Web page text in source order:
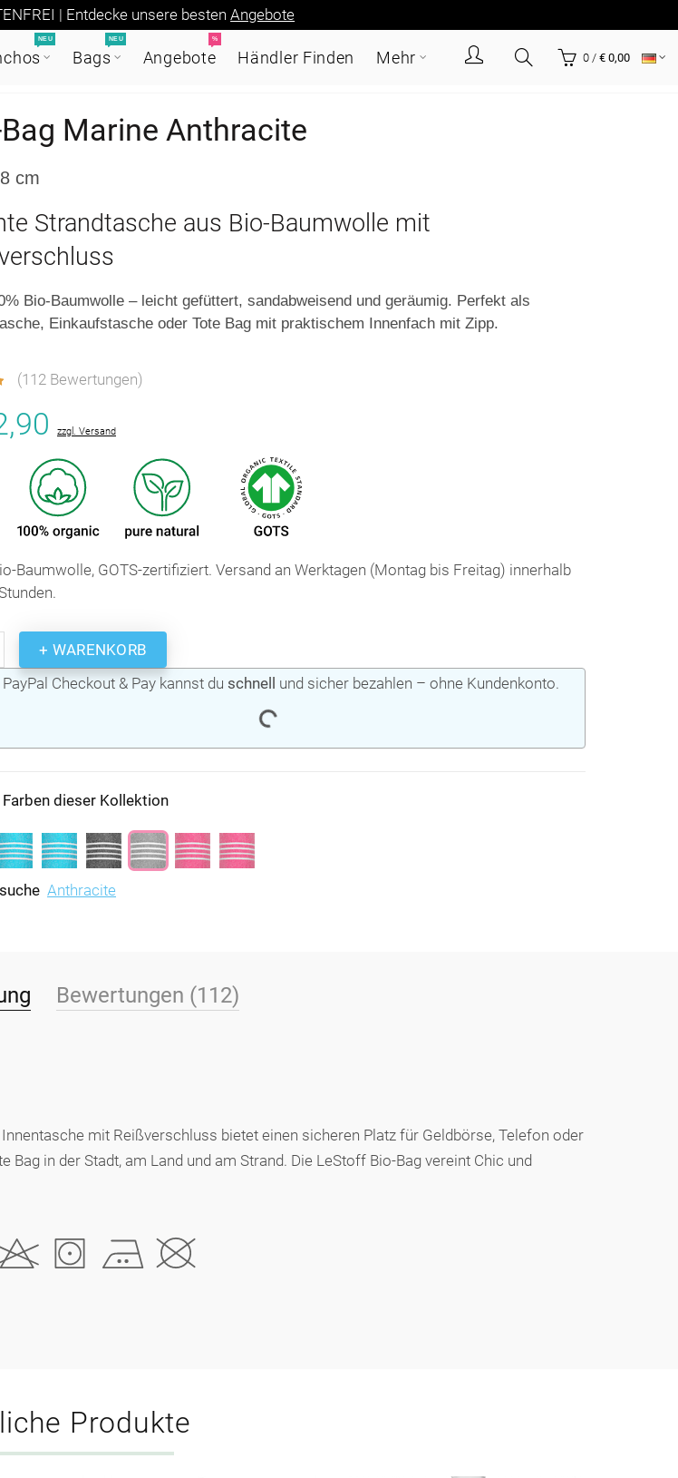
| Entdecke unsere bestenAngebote
NEU
Bags
NEU
Angebote
%
Händler Finden Mehr 0 / € 0,00
Marine Anthracite
cm
Strandtasche aus Bio-Baumwolle mit
Bio-Baumwolle – leicht gefüttert, sandabweisend und geräumig. Perfekt als
Einkaufstasche oder Tote Bag mit praktischem Innenfach mit Zipp.
(112 Bewertungen)
zzgl. Versand
Baumwolle, GOTS-zertifiziert. Versand an Werktagen (Montag bis Freitag) innerhalb
+ WARENKORB
Checkout & Pay kannst du schnell und sicher bezahlen – ohne Kundenkonto.
dieser Kollektion
Anthracite
Bewertungen (112)
mit Reißverschluss bietet einen sicheren Platz für Geldbörse, Telefon oder
in der Stadt, am Land und am Strand. Die LeStoff Bio-Bag vereint Chic und
Produkte